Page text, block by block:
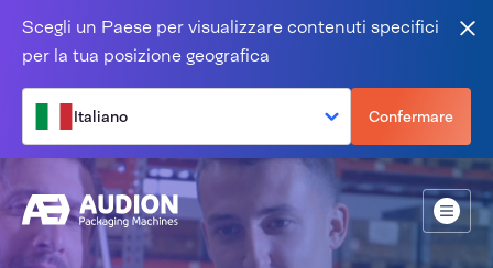
Scegli un Paese per visualizzare contenuti specifici
per la tua posizione geografica
Italiano Confermare
Menù